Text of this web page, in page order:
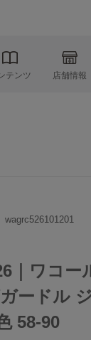
テンツ 店舗情報
wagrc526101201
｜ワコ
ードル
58-90